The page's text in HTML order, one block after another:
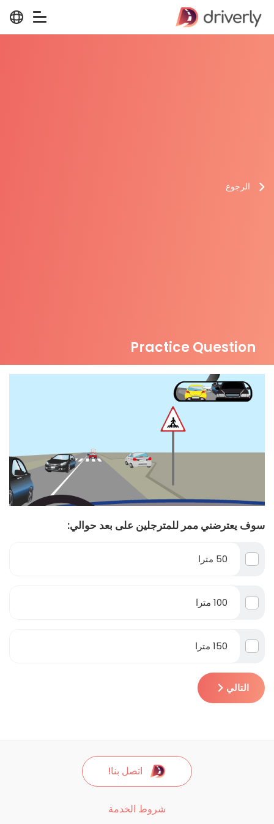
الرجوع
Practice Question
سوف يعترضني ممر للمترجلين على بعد حوالي:
50 مترا
100 مترا
150 مترا
التالي
اتصل بنا!
شروط الخدمة